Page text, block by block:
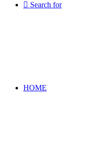
Search for
HOME